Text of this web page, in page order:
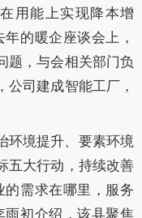
用能上实现降本增
的暖企座谈会上，
题，与会相关部门负
司建成智能工厂，
环境提升、要素环境
五大行动，持续改善
的需求在哪里，服务
雨初介绍，该县聚焦